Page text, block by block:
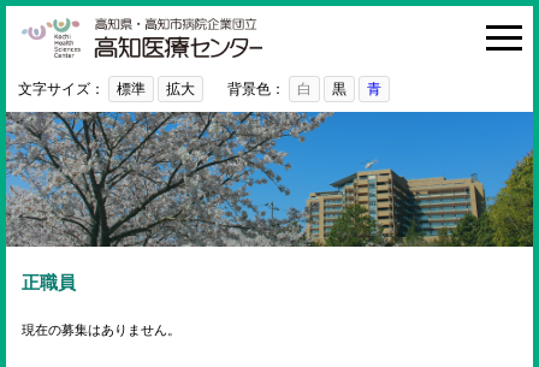
HOME
診療科・部門
外来
入院・お見舞い
病院紹介
医療関係者の方へ
文字サイズ： 標準 拡大 背景色： 白 黒 青
正職員
現在の募集はありません。